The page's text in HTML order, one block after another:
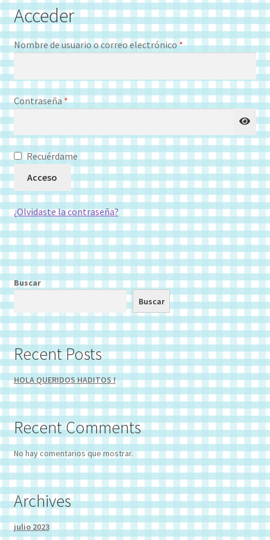
Mi cuenta
Tienda
Acceder
Nombre de usuario o correo electrónico*Obligatorio
Contraseña*Obligatorio
Recuérdame
Acceso
¿Olvidaste la contraseña?
Buscar
Buscar
Recent Posts
HOLA QUERIDOS HADITOS !
Recent Comments
No hay comentarios que mostrar.
Archives
julio 2023